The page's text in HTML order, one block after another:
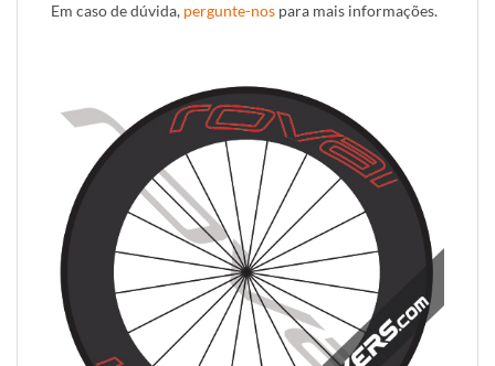
Em caso de dúvida, pergunte-nos para mais informações.